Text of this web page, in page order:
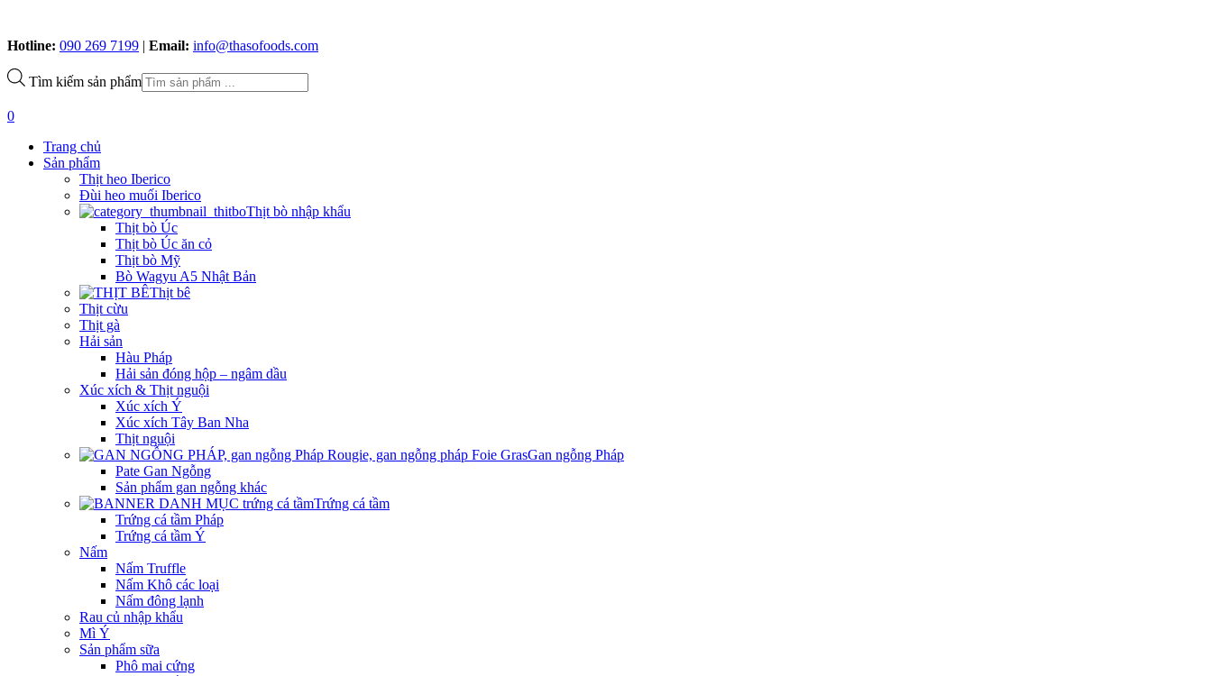
Hotline: 090 269 7199 | Email: info@thasofoods.com
Tìm kiếm sản phẩm
0
Trang chủ
Sản phẩm
Thịt heo Iberico
Đùi heo muối Iberico
Thịt bò nhập khẩu
Thịt bò Úc
Thịt bò Úc ăn cỏ
Thịt bò Mỹ
Bò Wagyu A5 Nhật Bản
Thịt bê
Thịt cừu
Thịt gà
Hải sản
Hàu Pháp
Hải sản đóng hộp – ngâm dầu
Xúc xích & Thịt nguội
Xúc xích Ý
Xúc xích Tây Ban Nha
Thịt nguội
Gan ngỗng Pháp
Pate Gan Ngỗng
Sản phẩm gan ngỗng khác
Trứng cá tầm
Trứng cá tầm Pháp
Trứng cá tầm Ý
Nấm
Nấm Truffle
Nấm Khô các loại
Nấm đông lạnh
Rau củ nhập khẩu
Mì Ý
Sản phẩm sữa
Phô mai cứng